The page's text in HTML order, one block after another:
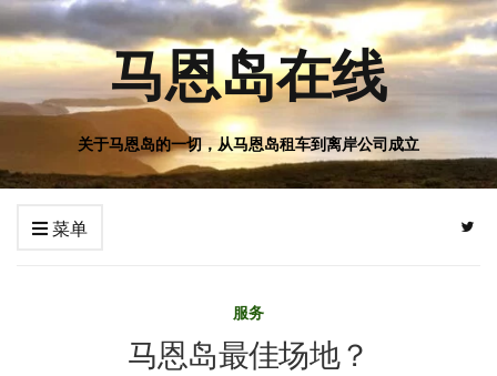
马恩岛在线
关于马恩岛的一切，从马恩岛租车到离岸公司成立
菜单
服务
马恩岛最佳场地？